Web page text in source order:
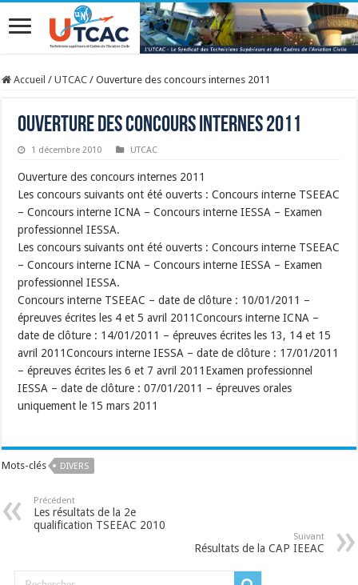
Accueil / UTCAC / Ouverture des concours internes 2011
Ouverture des concours internes 2011
1 décembre 2010 UTCAC
Ouverture des concours internes 2011
Les concours suivants ont été ouverts : Concours interne TSEEAC
– Concours interne ICNA – Concours interne IESSA – Examen
professionnel IESSA.
Les concours suivants ont été ouverts : Concours interne TSEEAC
– Concours interne ICNA – Concours interne IESSA – Examen
professionnel IESSA.
Concours interne TSEEAC – date de clôture : 10/01/2011 –
épreuves écrites les 4 et 5 avril 2011Concours interne ICNA –
date de clôture : 14/01/2011 – épreuves écrites les 13, 14 et 15
avril 2011Concours interne IESSA – date de clôture : 17/01/2011
– épreuves écrites les 6 et 7 avril 2011Examen professionnel
IESSA – date de clôture : 07/01/2011 – épreuves orales
uniquement le 15 mars 2011
Mots-clés DIVERS
Précédent
Les résultats de la 2e
qualification TSEEAC 2010
Suivant
Résultats de la CAP IEEAC